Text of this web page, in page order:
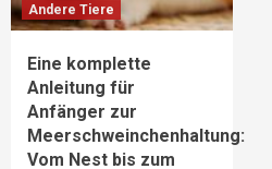
Andere Tiere
Eine komplette
Anleitung für
Anfänger zur
Meerschweinchenhaltung:
Vom Nest bis zum